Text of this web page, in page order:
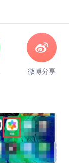
微博分享